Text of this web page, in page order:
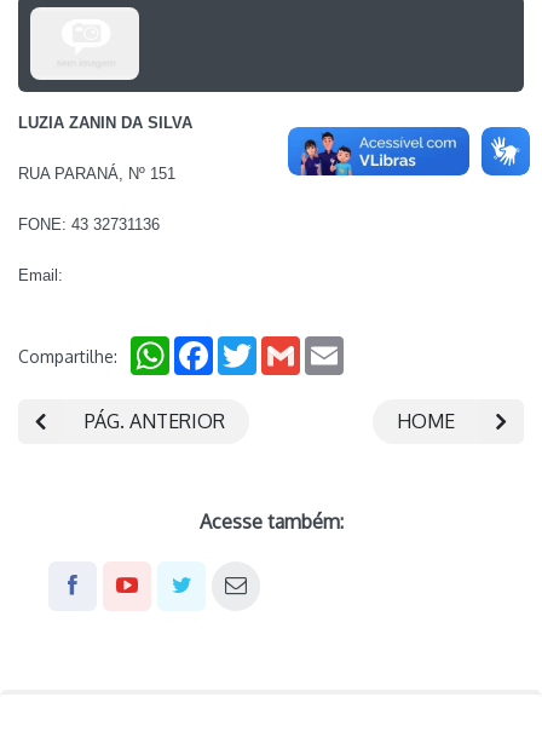
LUZIA ZANIN DA SILVA
RUA PARANÁ, Nº 151
FONE: 43 32731136
Email:
Compartilhe: WhatsAppFacebookTwitterGmail
PÁG. ANTERIOR HOME
Acesse também: